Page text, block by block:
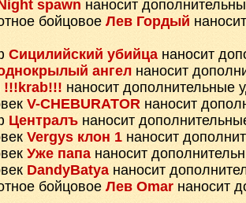
spawn наносит
бойцовое Лев Гордый
Сицилийский убийцананосит
ангел наносит
!!!krab!!! наносит дополнительные
V-CHEBURATOR наносит
Централъ наносит
Vergys клон 1 наносит
Уже папананосит
DandyBatyaнаносит
бойцовое Лев Omar наносит